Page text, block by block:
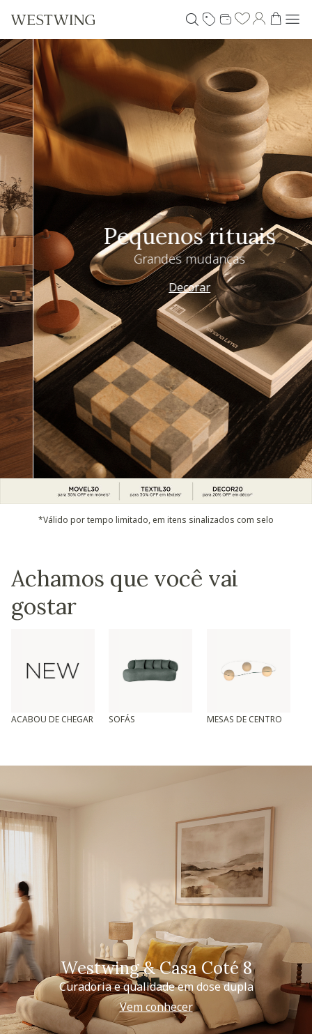
Pequenos rituais
Grandes mudanças
Decorar
*Válido por tempo limitado, em itens sinalizados com selo
Achamos que você vai
gostar
ACABOU DE CHEGAR SOFÁS MESAS DE CENTRO
Westwing & Casa Coté 8
Curadoria e qualidade em dose dupla
Vem conhecer